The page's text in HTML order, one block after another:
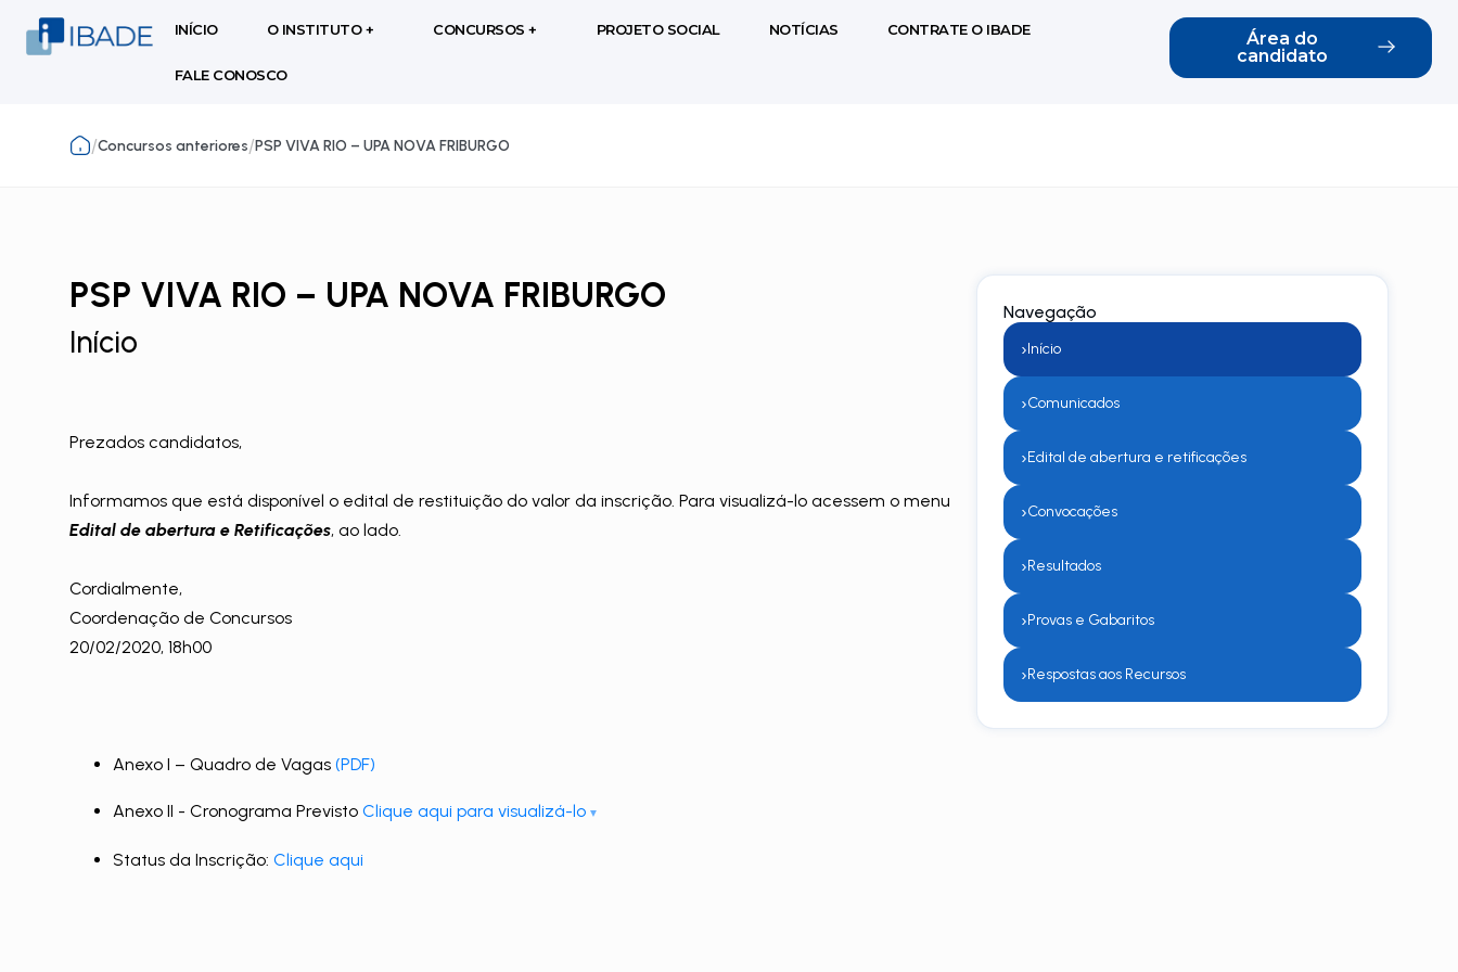
INÍCIO O INSTITUTO + CONCURSOS + PROJETO SOCIAL NOTÍCIAS CONTRATE O IBADE
FALE CONOSCO
Área do
candidato
/Concursos anteriores/PSP VIVA RIO – UPA NOVA FRIBURGO
PSP VIVA RIO – UPA NOVA FRIBURGO
Início
Prezados candidatos,
Informamos que está disponível o edital de restituição do valor da inscrição. Para visualizá-lo acessem o menu
Edital de abertura e Retificações, ao lado.
Cordialmente,
Coordenação de Concursos
20/02/2020, 18h00
Anexo I – Quadro de Vagas (PDF)
Anexo II - Cronograma Previsto Clique aqui para visualizá-lo
Status da Inscrição: Clique aqui
Navegação
›Início
›Comunicados
›Edital de abertura e retificações
›Convocações
›Resultados
›Provas e Gabaritos
›Respostas aos Recursos